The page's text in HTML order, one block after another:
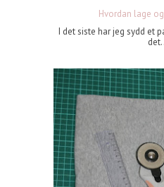
Hvordan lage
I det siste har jeg sydd et